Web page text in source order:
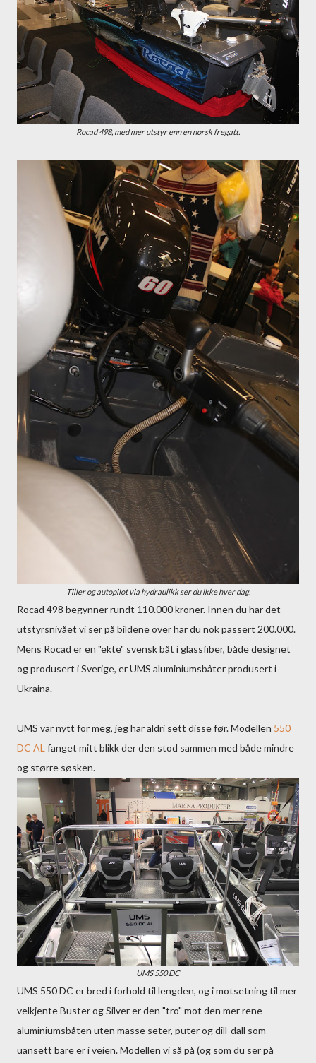
Rocad 498, med mer utstyr enn en norsk fregatt.
Tiller og autopilot via hydraulikk ser du ikke hver dag.
Rocad 498 begynner rundt 110.000 kroner. Innen du har det
utstyrsnivået vi ser på bildene over har du nok passert 200.000.
Mens Rocad er en "ekte" svensk båt i glassfiber, både designet
og produsert i Sverige, er UMS aluminiumsbåter produsert i
Ukraina.
UMS var nytt for meg, jeg har aldri sett disse før. Modellen 550
DC AL fanget mitt blikk der den stod sammen med både mindre
og større søsken.
UMS 550 DC
UMS 550 DC er bred i forhold til lengden, og i motsetning til mer
velkjente Buster og Silver er den "tro" mot den mer rene
aluminiumsbåten uten masse seter, puter og dill-dall som
uansett bare er i veien. Modellen vi så på (og som du ser på